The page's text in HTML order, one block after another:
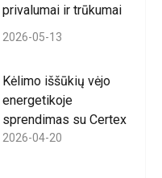
privalumai ir trūkumai
2026-05-13
Kėlimo iššūkių vėjo
energetikoje
sprendimas su Certex
2026-04-20